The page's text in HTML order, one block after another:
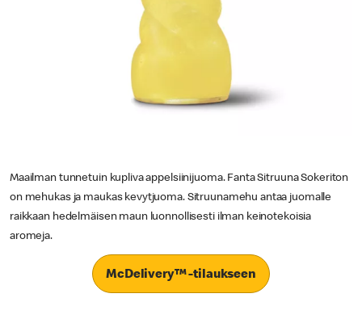
Maailman tunnetuin kupliva appelsiinijuoma. Fanta Sitruuna Sokeriton
on mehukas ja maukas kevytjuoma. Sitruunamehu antaa juomalle
raikkaan hedelmäisen maun luonnollisesti ilman keinotekoisia
aromeja.
McDelivery™ -tilaukseen